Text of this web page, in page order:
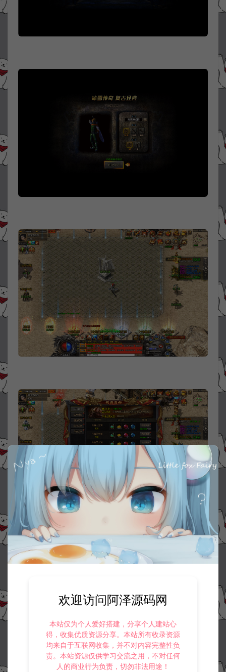
欢迎访问阿泽源码网
本站仅为个人爱好搭建，分享个人建站心
得，收集优质资源分享。本站所有收录资源
均来自于互联网收集，并不对内容完整性负
责。本站资源仅供学习交流之用，不对任何
人的商业行为负责，切勿非法用途！